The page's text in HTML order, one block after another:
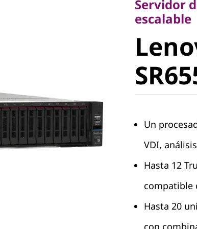
Lenovo
V3
Servidor
escalable
Un
VDI,
Hasta 12
compatible
Hasta 20
con